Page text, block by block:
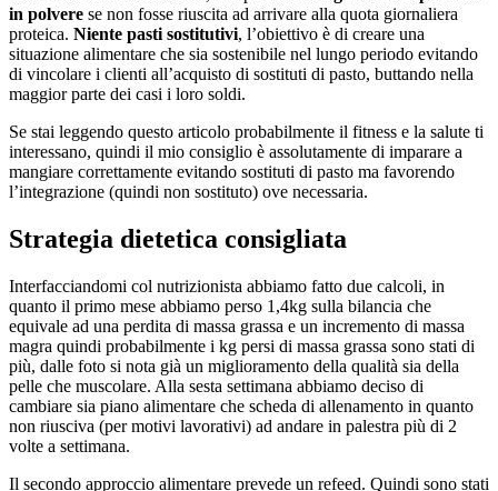
in polvere se non fosse riuscita ad arrivare alla quota giornaliera
proteica. Niente pasti sostitutivi, l’obiettivo è di creare una
situazione alimentare che sia sostenibile nel lungo periodo evitando
di vincolare i clienti all’acquisto di sostituti di pasto, buttando nella
maggior parte dei casi i loro soldi.
Se stai leggendo questo articolo probabilmente il fitness e la salute ti
interessano, quindi il mio consiglio è assolutamente di imparare a
mangiare correttamente evitando sostituti di pasto ma favorendo
l’integrazione (quindi non sostituto) ove necessaria.
Strategia dietetica consigliata
Interfacciandomi col nutrizionista abbiamo fatto due calcoli, in
quanto il primo mese abbiamo perso 1,4kg sulla bilancia che
equivale ad una perdita di massa grassa e un incremento di massa
magra quindi probabilmente i kg persi di massa grassa sono stati di
più, dalle foto si nota già un miglioramento della qualità sia della
pelle che muscolare. Alla sesta settimana abbiamo deciso di
cambiare sia piano alimentare che scheda di allenamento in quanto
non riusciva (per motivi lavorativi) ad andare in palestra più di 2
volte a settimana.
Il secondo approccio alimentare prevede un refeed. Quindi sono stati